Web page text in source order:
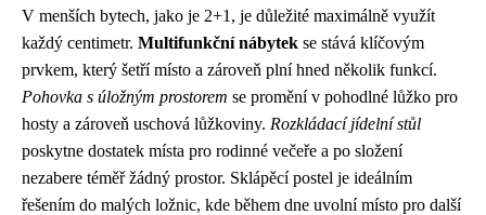
V menších bytech, jako je 2+1, je důležité maximálně využít
každý centimetr. Multifunkční nábytek se stává klíčovým
prvkem, který šetří místo a zároveň plní hned několik funkcí.
Pohovka s úložným prostorem se promění v pohodlné lůžko pro
hosty a zároveň uschová lůžkoviny. Rozkládací jídelní stůl
poskytne dostatek místa pro rodinné večeře a po složení
nezabere téměř žádný prostor. Sklápěcí postel je ideálním
řešením do malých ložnic, kde během dne uvolní místo pro další